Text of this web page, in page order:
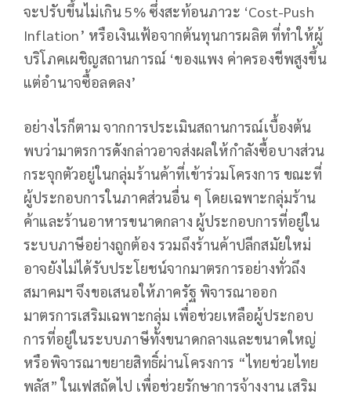
จะปรับขึ้นไม่เกิน 5% ซึ่งสะท้อนภาวะ ‘Cost-Push
Inflation’ หรือเงินเฟ้อจากต้นทุนการผลิต ที่ทำให้ผู้
บริโภคเผชิญสถานการณ์ ‘ของแพง ค่าครองชีพสูงขึ้น
แต่อำนาจซื้อลดลง’
อย่างไรก็ตาม จากการประเมินสถานการณ์เบื้องต้น
พบว่ามาตรการดังกล่าวอาจส่งผลให้กำลังซื้อบางส่วน
กระจุกตัวอยู่ในกลุ่มร้านค้าที่เข้าร่วมโครงการ ขณะที่
ผู้ประกอบการในภาคส่วนอื่น ๆ โดยเฉพาะกลุ่มร้าน
ค้าและร้านอาหารขนาดกลาง ผู้ประกอบการที่อยู่ใน
ระบบภาษีอย่างถูกต้อง รวมถึงร้านค้าปลีกสมัยใหม่
อาจยังไม่ได้รับประโยชน์จากมาตรการอย่างทั่วถึง
สมาคมฯ จึงขอเสนอให้ภาครัฐ พิจารณาออก
มาตรการเสริมเฉพาะกลุ่ม เพื่อช่วยเหลือผู้ประกอบ
การที่อยู่ในระบบภาษีทั้งขนาดกลางและขนาดใหญ่
หรือพิจารณาขยายสิทธิ์ผ่านโครงการ “ไทยช่วยไทย
พลัส” ในเฟสถัดไป เพื่อช่วยรักษาการจ้างงาน เสริม